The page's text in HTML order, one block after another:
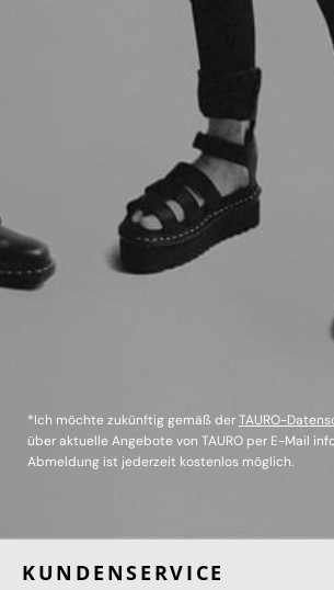
*Ich möchte zukünftig gemäß derTAURO-
über aktuelle Angebote von TAURO per E-Mail
Abmeldung ist jederzeit kostenlos möglich.
KUNDENSERVICE